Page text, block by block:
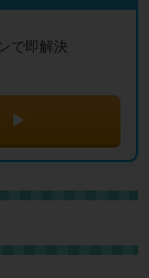
で即解決
▶